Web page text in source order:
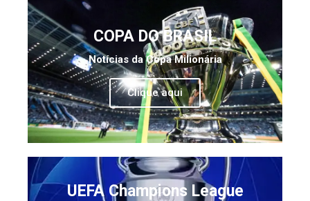
COPA DO BRASIL
Notícias da Copa Milionária
Clique aqui
UEFA Champions League